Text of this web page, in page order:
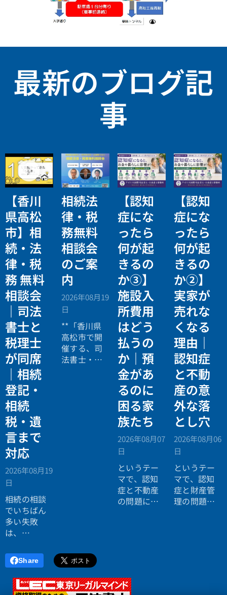
最新のブログ記
事
【香川
県高松
市】相
続・法
律・税
務 無料
相談会
｜司法
書士と
税理士
が同席
｜相続
登記・
相続
税・遺
言まで
対応
2026年08月19
日
相続の相談
でいちばん
多い失敗
は、
行ったら登
記の話がで
きず、司法
書士に行っ
相続法
律・税
務無料
相談会
のご案
内
2026年08月19
日
**「香川県
高松市で開
催する、司
法書士・税
【認知
症にな
ったら
何が起
きるの
か③】
施設入
所費用
はどう
払うの
か｜預
金があ
るのに
困る家
族たち
2026年08月07
日
というテー
マで、認知
症と不動産
の問題につ
【認知
症にな
ったら
何が起
きるの
か②】
実家が
売れな
くなる
理由｜
認知症
と不動
産の意
外な落
とし穴
2026年08月06
日
というテー
マで、認知
症と財産管
理の問題に
Share